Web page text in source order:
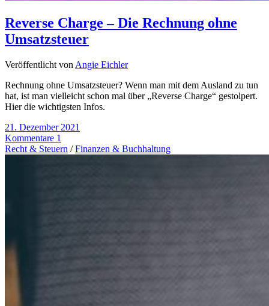
Reverse Charge – Die Rechnung ohne
Umsatzsteuer
Veröffentlicht von Angie Eichler
Rechnung ohne Umsatzsteuer? Wenn man mit dem Ausland zu tun
hat, ist man vielleicht schon mal über „Reverse Charge“ gestolpert.
Hier die wichtigsten Infos.
21. Dezember 2021
Kommentare 1
Recht & Steuern /Finanzen & Buchhaltung